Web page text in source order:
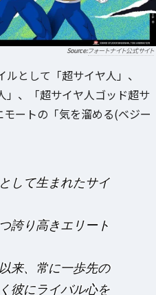
フォートナイト公式サイト
として「超サイヤ人」、
」、「超サイヤ人ゴッド超サ
ートの「気を溜める(ベジー
して生まれたサイ
誇り高きエリート
来、常に一歩先の
彼にライバル心を